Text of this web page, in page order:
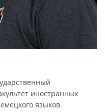
иностранных
языков.